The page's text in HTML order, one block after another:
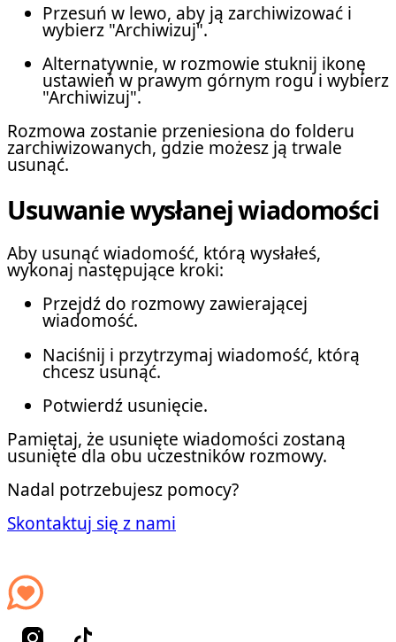
Przesuń w lewo, aby ją zarchiwizować i
wybierz "Archiwizuj".
Alternatywnie, w rozmowie stuknij ikonę
ustawień w prawym górnym rogu i wybierz
"Archiwizuj".
Rozmowa zostanie przeniesiona do folderu
zarchiwizowanych, gdzie możesz ją trwale
usunąć.
Usuwanie wysłanej wiadomości
Aby usunąć wiadomość, którą wysłałeś,
wykonaj następujące kroki:
Przejdź do rozmowy zawierającej
wiadomość.
Naciśnij i przytrzymaj wiadomość, którą
chcesz usunąć.
Potwierdź usunięcie.
Pamiętaj, że usunięte wiadomości zostaną
usunięte dla obu uczestników rozmowy.
Nadal potrzebujesz pomocy?
Skontaktuj się z nami